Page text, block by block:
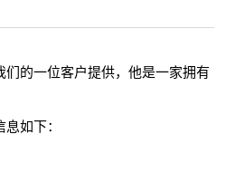
的一位客户提供，他是一家拥有
如下：